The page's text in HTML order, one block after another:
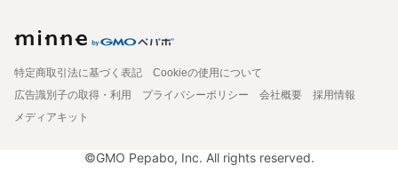
特定商取引法に基づく表記
Cookieの使用について
広告識別子の取得・利用
プライバシーポリシー 会社概要
採用情報
メディアキット
©GMO Pepabo, Inc. All rights reserved.